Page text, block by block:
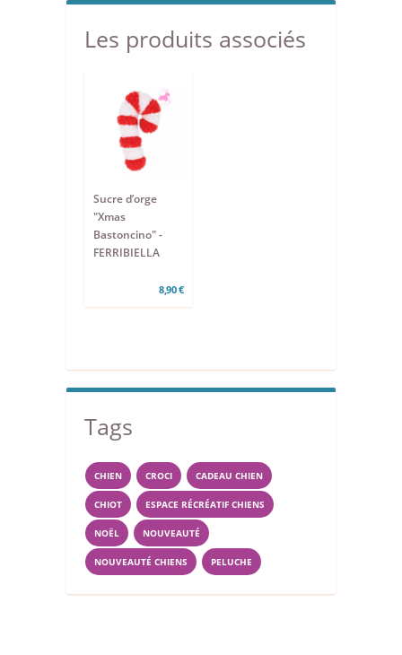
Les produits associés
Sucre d’orge
"Xmas
Bastoncino" -
FERRIBIELLA
8,90 €
Tags
CHIEN CROCI CADEAU CHIEN
CHIOT ESPACE RÉCRÉATIF CHIENS
NOËL NOUVEAUTÉ
NOUVEAUTÉ CHIENS PELUCHE